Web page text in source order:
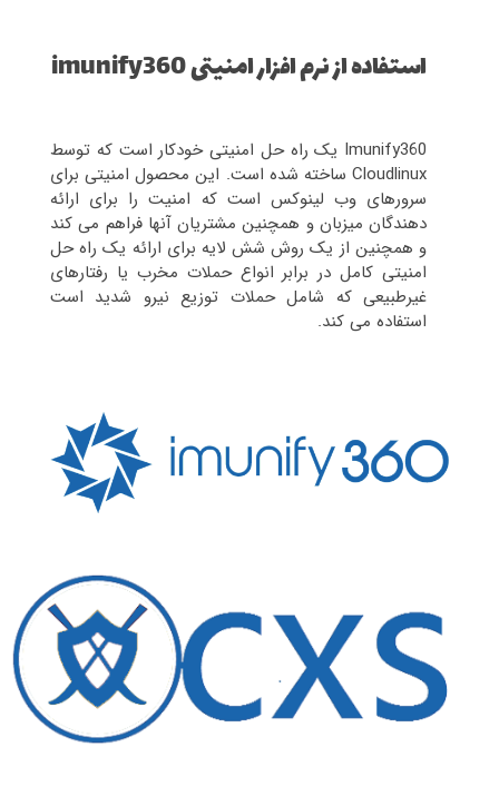
استفاده از نرم افزار امنیتی imunify360
Imunify360 یک راه حل امنیتی خودکار است که توسط
Cloudlinux ساخته شده است. این محصول امنیتی برای
سرورهای وب لینوکس است که امنیت را برای ارائه
دهندگان میزبان و همچنین مشتریان آنها فراهم می کند
و همچنین از یک روش شش لایه برای ارائه یک راه حل
امنیتی کامل در برابر انواع حملات مخرب یا رفتارهای
غیرطبیعی که شامل حملات توزیع نیرو شدید است
استفاده می کند.